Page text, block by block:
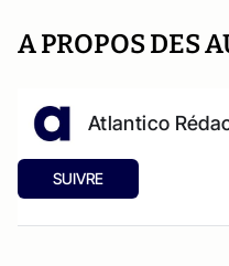
A PROPOS DES
Atlantico
SUIVRE